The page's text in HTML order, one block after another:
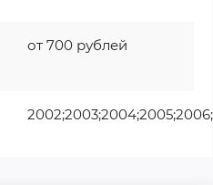
от 700 рублей